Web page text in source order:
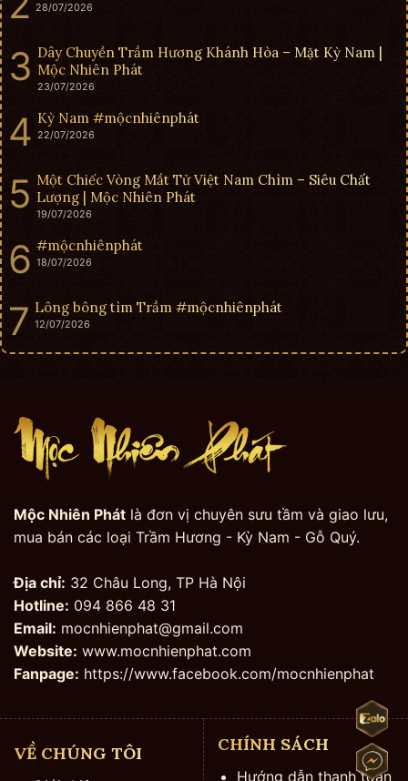
28/07/2026
Dây Chuyền Trầm Hương Khánh Hòa – Mặt Kỳ Nam |
Mộc Nhiên Phát
23/07/2026
Kỳ Nam #mộcnhiênphát
22/07/2026
Một Chiếc Vòng Mắt Tử Việt Nam Chìm – Siêu Chất
Lượng | Mộc Nhiên Phát
19/07/2026
#mộcnhiênphát
18/07/2026
Lông bông tìm Trầm #mộcnhiênphát
12/07/2026
Mộc Nhiên Phát là đơn vị chuyên sưu tầm và giao lưu,
mua bán các loại Trầm Hương - Kỳ Nam - Gỗ Quý.
Địa chỉ: 32 Châu Long, TP Hà Nội
Hotline: 094 866 48 31
Email: mocnhienphat@gmail.com
Website: www.mocnhienphat.com
Fanpage: https://www.facebook.com/mocnhienphat
VỀ CHÚNG TÔI CHÍNH SÁCH
Hướng dẫn thanh toán